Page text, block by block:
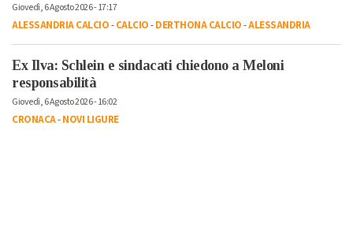
Giovedì, 6 Agosto 2026 - 17:17
ALESSANDRIA CALCIO-CALCIO-DERTHONA CALCIO-ALESSANDRIA
Ex Ilva: Schlein e sindacati chiedono a Meloni
responsabilità
Giovedì, 6 Agosto 2026 - 16:02
CRONACA-NOVI LIGURE